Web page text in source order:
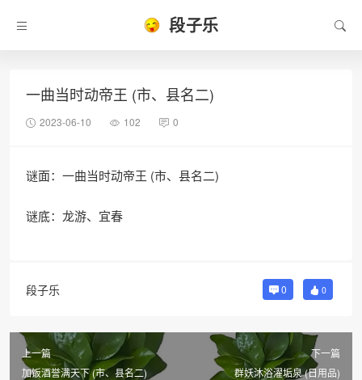
段子乐
一曲当时动帝王 (市、县名二)
2023-06-10 102 0
谜面：一曲当时动帝王 (市、县名二)
谜底：龙游、宜春
段子乐 0 0
上一篇
加饭酒誉满天下 (市、县名二)
下一篇
群妖沐浴濯垢泉 (日用品)